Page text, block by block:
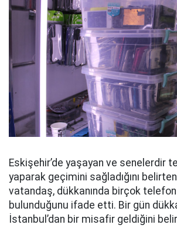
Eskişehir’de yaşayan ve senelerdir
yaparak geçimini sağladığını belirten
vatandaş, dükkanında birçok telefon
bulunduğunu ifade etti. Bir gün
İstanbul’dan bir misafir geldiğini